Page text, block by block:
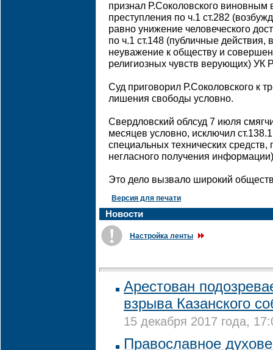
признал Р.Соколовского виновным
преступления по ч.1 ст.282
равно унижение человеческого
по ч.1 ст.148 (публичные
неуважение к обществу и
религиозных чувств верующих) УК
Суд приговорил Р.Соколовского к
лишения свободы условно.
Свердловский облсуд 7 июля
месяцев условно, исключил
специальных технических
негласного получения
Это дело вызвало широкий
Версия для печати
Новости
Настройка ленты
Арестован
взрыва Казанского
15 декабря 2017 года,
Православное